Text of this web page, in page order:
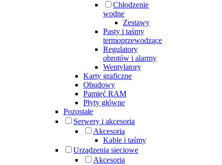
Chłodzenie
wodne
Zestawy
Pasty i taśmy
termoprzewodzące
Regulatory
obrotów i alarmy
Wentylatory
Karty graficzne
Obudowy
Pamięć RAM
Płyty główne
Pozostałe
Serwery i akcesoria
Akcesoria
Kable i taśmy
Urządzenia sieciowe
Akcesoria